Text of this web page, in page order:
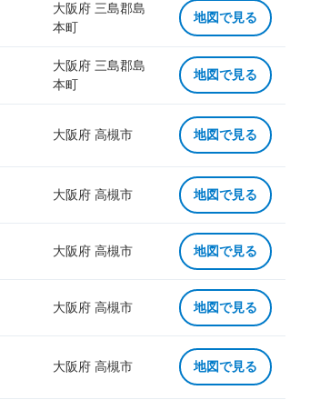
大阪府 三島郡島
本町
地図で見る
大阪府 三島郡島
本町
地図で見る
大阪府 高槻市 地図で見る
大阪府 高槻市 地図で見る
大阪府 高槻市 地図で見る
大阪府 高槻市 地図で見る
大阪府 高槻市 地図で見る